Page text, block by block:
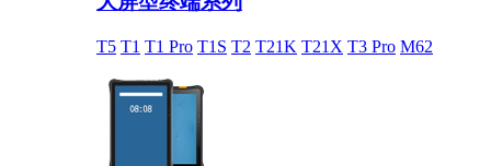
T5 T1 T1 Pro T1S T2 T21K T21X T3 Pro M62